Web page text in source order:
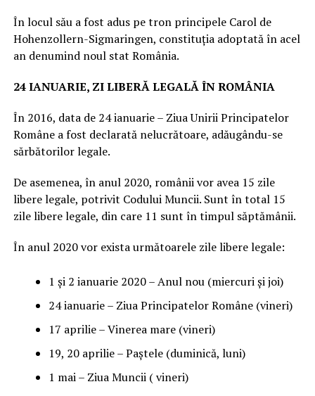
În locul său a fost adus pe tron principele Carol de
Hohenzollern-Sigmaringen, constituţia adoptată în acel
an denumind noul stat România.
24 IANUARIE, ZI LIBERĂ LEGALĂ ÎN ROMÂNIA
În 2016, data de 24 ianuarie – Ziua Unirii Principatelor
Române a fost declarată nelucrătoare, adăugându-se
sărbătorilor legale.
De asemenea, în anul 2020, românii vor avea 15 zile
libere legale, potrivit Codului Muncii. Sunt în total 15
zile libere legale, din care 11 sunt în timpul săptămânii.
În anul 2020 vor exista următoarele zile libere legale:
1 şi 2 ianuarie 2020 – Anul nou (miercuri şi joi)
24 ianuarie – Ziua Principatelor Române (vineri)
17 aprilie – Vinerea mare (vineri)
19, 20 aprilie – Paştele (duminică, luni)
1 mai – Ziua Muncii ( vineri)